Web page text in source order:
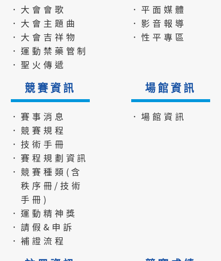
．大會會歌
．大會主題曲
．大會吉祥物
．運動禁藥管制
．聖火傳遞
．平面媒體
．影音報導
．性平專區
競賽資訊
．賽事消息
．競賽規程
．技術手冊
．賽程規劃資訊
．競賽種類(含
秩序冊/技術
手冊)
．運動精神獎
．請假&申訴
．補證流程
場館資訊
．場館資訊